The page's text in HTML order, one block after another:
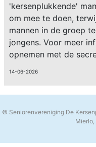
'kersenplukkende'
om mee te doen,
mannen in de groep
jongens. Voor meer
opnemen met de
14-06-2026
© Seniorenvereniging De